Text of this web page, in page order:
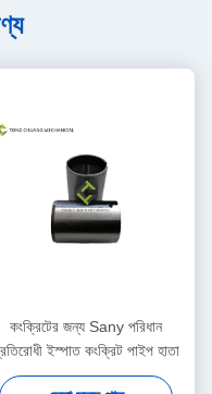
কংক্রিটের জন্য Sany পরিধান
ইস্পাত কংক্রিট পাইপ হাতা